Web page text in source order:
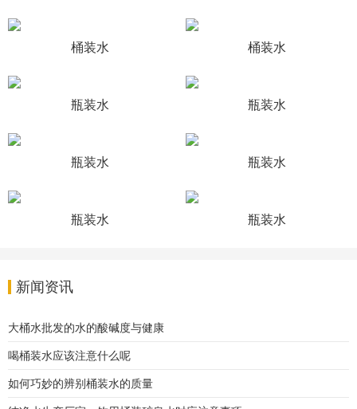
桶装水 桶装水
瓶装水 瓶装水
瓶装水 瓶装水
瓶装水 瓶装水
新闻资讯
大桶水批发的水的酸碱度与健康
喝桶装水应该注意什么呢
如何巧妙的辨别桶装水的质量